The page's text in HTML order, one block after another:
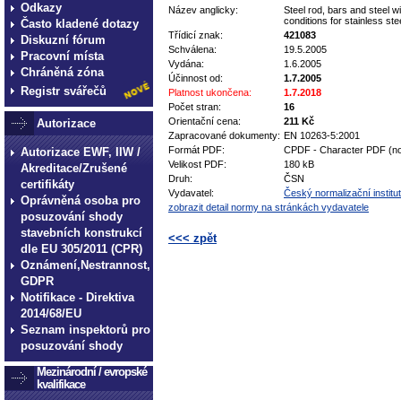
Odkazy
Často kladené dotazy
Diskuzní fórum
Pracovní místa
Chráněná zóna
Registr svářečů
Autorizace
Autorizace EWF, IIW /
Akreditace/Zrušené
certifikáty
Oprávněná osoba pro
posuzování shody
stavebních konstrukcí
dle EU 305/2011 (CPR)
Oznámení,Nestrannost,
GDPR
Notifikace - Direktiva
2014/68/EU
Seznam inspektorů pro
posuzování shody
Mezinárodní / evropské
kvalifikace
Název anglicky:
Steel rod, bars and steel
conditions for stainless
Třídicí znak:
421083
Schválena:
19.5.2005
Vydána:
1.6.2005
Účinnost od:
1.7.2005
Platnost ukončena:
1.7.2018
Počet stran:
16
Orientační cena:
211 Kč
Zapracované dokumenty: EN 10263-5:2001
Formát PDF:
CPDF - Character PDF
Velikost PDF:
180 kB
Druh:
ČSN
Vydavatel:
Český normalizační institut
zobrazit detail normy na stránkách vydavatele
<<< zpět